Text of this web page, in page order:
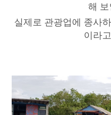
해 보
실제로 관광업에 종사
이라